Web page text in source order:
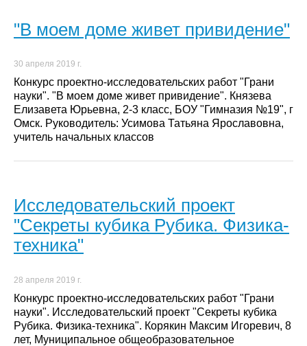
"В моем доме живет привидение"
30 апреля 2019 г.
Конкурс проектно-исследовательских работ "Грани
науки". "В моем доме живет привидение". Князева
Елизавета Юрьевна, 2-3 класс, БОУ "Гимназия №19", г
Омск. Руководитель: Усимова Татьяна Ярославовна,
учитель начальных классов
Исследовательский проект
"Секреты кубика Рубика. Физика-
техника"
28 апреля 2019 г.
Конкурс проектно-исследовательских работ "Грани
науки". Исследовательский проект "Секреты кубика
Рубика. Физика-техника". Корякин Максим Игоревич, 8
лет, Муниципальное общеобразовательное